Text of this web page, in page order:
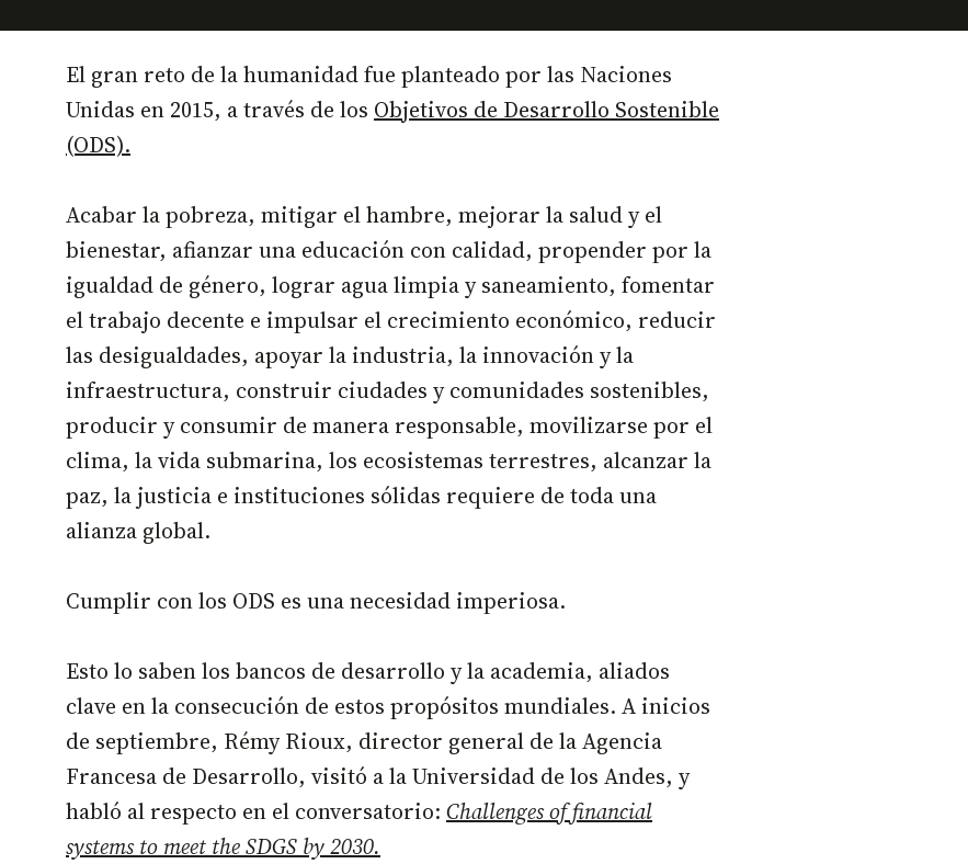
El gran reto de la humanidad fue planteado por las Naciones
Unidas en 2015, a través de los Objetivos de Desarrollo Sostenible
(ODS).
Acabar la pobreza, mitigar el hambre, mejorar la salud y el
bienestar, afianzar una educación con calidad, propender por la
igualdad de género, lograr agua limpia y saneamiento, fomentar
el trabajo decente e impulsar el crecimiento económico, reducir
las desigualdades, apoyar la industria, la innovación y la
infraestructura, construir ciudades y comunidades sostenibles,
producir y consumir de manera responsable, movilizarse por el
clima, la vida submarina, los ecosistemas terrestres, alcanzar la
paz, la justicia e instituciones sólidas requiere de toda una
alianza global.
Cumplir con los ODS es una necesidad imperiosa.
Esto lo saben los bancos de desarrollo y la academia, aliados
clave en la consecución de estos propósitos mundiales. A inicios
de septiembre, Rémy Rioux, director general de la Agencia
Francesa de Desarrollo, visitó a la Universidad de los Andes, y
habló al respecto en el conversatorio: Challenges of financial
systems to meet the SDGS by 2030.